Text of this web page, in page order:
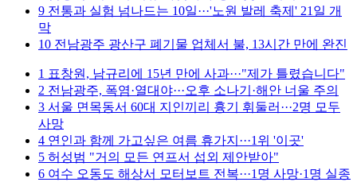
9 전통과 실험 넘나드는 10일···'노원 발레 축제' 21일 개
막
10 전남광주 광산구 폐기물 업체서 불, 13시간 만에 완진
1 표창원, 남규리에 15년 만에 사과···"제가 틀렸습니다"
2 전남광주, 폭염·열대야···오후 소나기·해안 너울 주의
3 서울 면목동서 60대 지인끼리 흉기 휘둘러···2명 모두
사망
4 연인과 함께 가고싶은 여름 휴가지···1위 '이곳'
5 허성범 "거의 모든 연프서 섭외 제안받아"
6 여수 오동도 해상서 모터보트 전복···1명 사망·1명 실종